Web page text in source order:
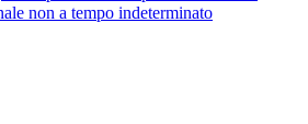
non a tempo indeterminato